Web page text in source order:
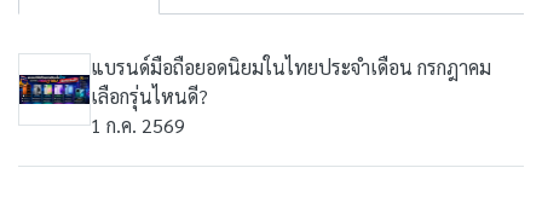
แบรนด์มือถือยอดนิยมในไทยประจำเดือน กรกฎาคม
เลือกรุ่นไหนดี?
1 ก.ค. 2569